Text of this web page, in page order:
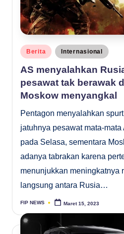
Posted
Berita Internasional
AS menyalahkan
pesawat tak berawak
Moskow menyangkal
Pentagon menyalahkan
jatuhnya pesawat mata-
pada Selasa, sementara
adanya tabrakan karena
menunjukkan meningkatnya
langsung antara Rusia…
Posted
FIP NEWS Maret 15, 2023